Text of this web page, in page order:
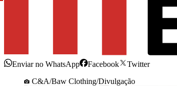
Enviar no WhatsApp Facebook
Twitter
C&A/Baw Clothing/Divulgação